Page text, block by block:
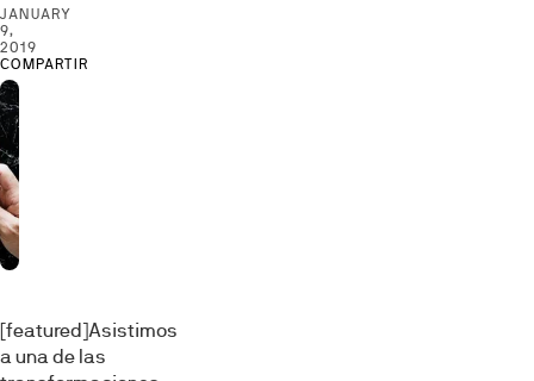
JANUARY
9,
2019
COMPARTIR
[featured]Asistimos
a una de las